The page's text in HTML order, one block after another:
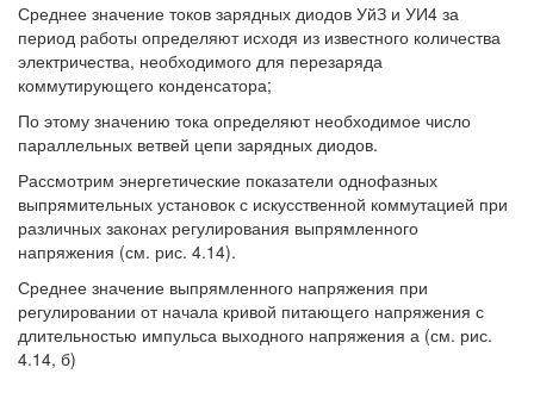
Среднее значение токов зарядных диодов УйЗ и УИ4 за
период работы определяют исходя из известного количества
электричества, необходимого для перезаряда
коммутирующего конденсатора;
По этому значению тока определяют необходимое число
параллельных ветвей цепи зарядных диодов.
Рассмотрим энергетические показатели однофазных
выпрямительных установок с искусственной коммутацией при
различных законах регулирования выпрямленного
напряжения (см. рис. 4.14).
Среднее значение выпрямленного напряжения при
регулировании от начала кривой питающего напряжения с
длительностью импульса выходного напряжения а (см. рис.
4.14, б)